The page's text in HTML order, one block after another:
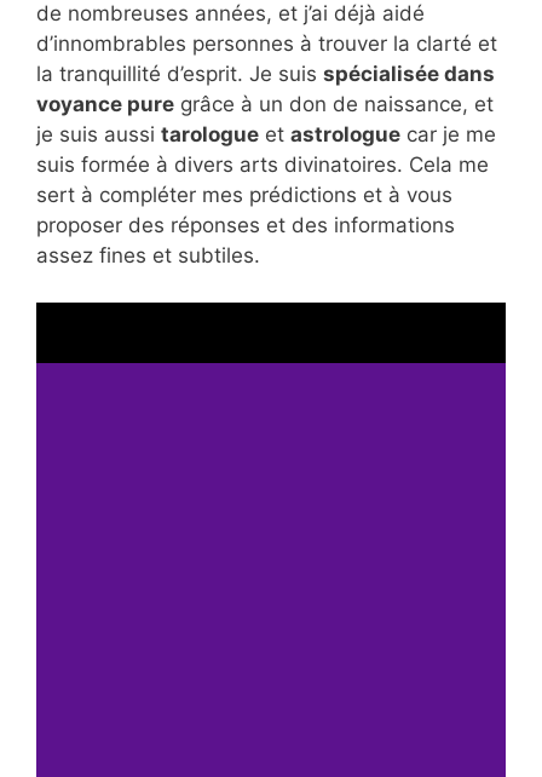
de nombreuses années, et j’ai déjà aidé
d’innombrables personnes à trouver la clarté et
la tranquillité d’esprit. Je suis spécialisée dans
voyance pure grâce à un don de naissance, et
je suis aussi tarologue et astrologue car je me
suis formée à divers arts divinatoires. Cela me
sert à compléter mes prédictions et à vous
proposer des réponses et des informations
assez fines et subtiles.